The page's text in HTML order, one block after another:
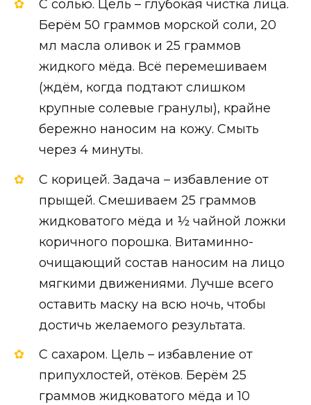
С солью. Цель – глубокая чистка лица.
Берём 50 граммов морской соли, 20
мл масла оливок и 25 граммов
жидкого мёда. Всё перемешиваем
(ждём, когда подтают слишком
крупные солевые гранулы), крайне
бережно наносим на кожу. Смыть
через 4 минуты.
С корицей. Задача – избавление от
прыщей. Смешиваем 25 граммов
жидковатого мёда и ½ чайной ложки
коричного порошка. Витаминно-
очищающий состав наносим на лицо
мягкими движениями. Лучше всего
оставить маску на всю ночь, чтобы
достичь желаемого результата.
С сахаром. Цель – избавление от
припухлостей, отёков. Берём 25
граммов жидковатого мёда и 10